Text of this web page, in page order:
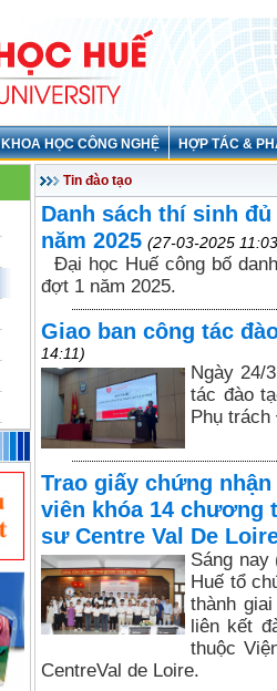
KHOA HỌC CÔNG NGHỆ HỢP TÁC &
Tin đào tạo
Danh sách thí sinh
năm 2025 (27-03-2025
Đại học Huế công bố
đợt 1 năm 2025.
Giao ban công tác
14:11)
Ngày 24/
tác đào
Phụ
Trao giấy chứng
viên khóa 14 chương
sư Centre Val De
Sáng
Huế tổ
thành
liên kết
thuộc
CentreVal de Loire.